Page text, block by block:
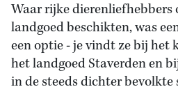
Waar rijke dierenliefhebbers
landgoed beschikten, was
een optie - je vindt ze bij het
het landgoed Staverden en
in de steeds dichter